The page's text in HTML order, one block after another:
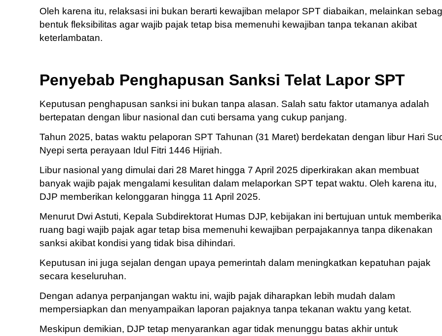
Oleh karena itu, relaksasi ini bukan berarti kewajiban melapor SPT diabaikan, melainkan
bentuk fleksibilitas agar wajib pajak tetap bisa memenuhi kewajiban tanpa tekanan akibat
keterlambatan.
Penyebab Penghapusan Sanksi Telat Lapor SPT
Keputusan penghapusan sanksi ini bukan tanpa alasan. Salah satu faktor utamanya adalah
bertepatan dengan libur nasional dan cuti bersama yang cukup panjang.
Tahun 2025, batas waktu pelaporan SPT Tahunan (31 Maret) berdekatan dengan libur Hari
Nyepi serta perayaan Idul Fitri 1446 Hijriah.
Libur nasional yang dimulai dari 28 Maret hingga 7 April 2025 diperkirakan akan membuat
banyak wajib pajak mengalami kesulitan dalam melaporkan SPT tepat waktu. Oleh karena itu,
DJP memberikan kelonggaran hingga 11 April 2025.
Menurut Dwi Astuti, Kepala Subdirektorat Humas DJP, kebijakan ini bertujuan untuk
ruang bagi wajib pajak agar tetap bisa memenuhi kewajiban perpajakannya tanpa dikenakan
sanksi akibat kondisi yang tidak bisa dihindari.
Keputusan ini juga sejalan dengan upaya pemerintah dalam meningkatkan kepatuhan pajak
secara keseluruhan.
Dengan adanya perpanjangan waktu ini, wajib pajak diharapkan lebih mudah dalam
mempersiapkan dan menyampaikan laporan pajaknya tanpa tekanan waktu yang ketat.
Meskipun demikian, DJP tetap menyarankan agar tidak menunggu batas akhir untuk